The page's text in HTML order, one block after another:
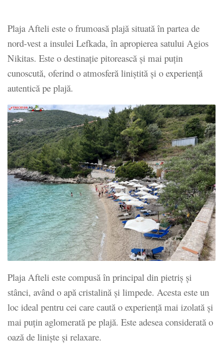
Plaja Afteli este o frumoasă plajă situată în partea de
nord-vest a insulei Lefkada, în apropierea satului Agios
Nikitas. Este o destinație pitorească și mai puțin
cunoscută, oferind o atmosferă liniștită și o experiență
autentică pe plajă.
Plaja Afteli este compusă în principal din pietriș și
stânci, având o apă cristalină și limpede. Acesta este un
loc ideal pentru cei care caută o experiență mai izolată și
mai puțin aglomerată pe plajă. Este adesea considerată o
oază de liniște și relaxare.